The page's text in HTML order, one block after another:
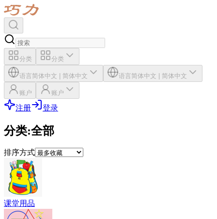
分类 分类
语言简体中文 | 简体中文 语言简体中文 | 简体中文
账户 账户
注册 登录
分类:全部
排序方式
课堂用品